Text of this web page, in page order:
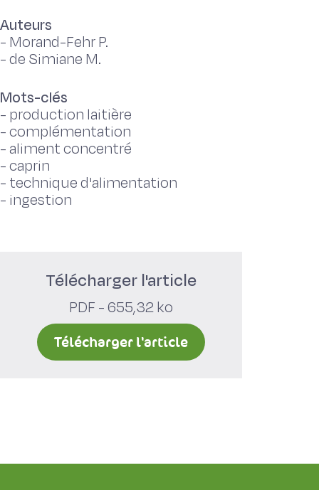
Auteurs
- Morand-Fehr P.
-de Simiane M.
Mots-clés
- production laitière
-complémentation
- aliment concentré
-caprin
- technique d'alimentation
- ingestion
Télécharger l'article
PDF - 655,32 ko
Télécharger l'article